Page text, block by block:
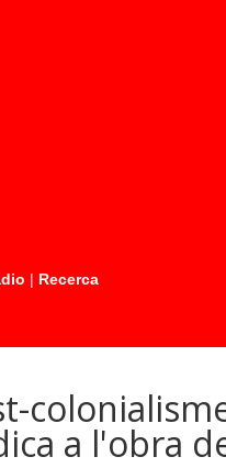
| Recerca
a l'obra